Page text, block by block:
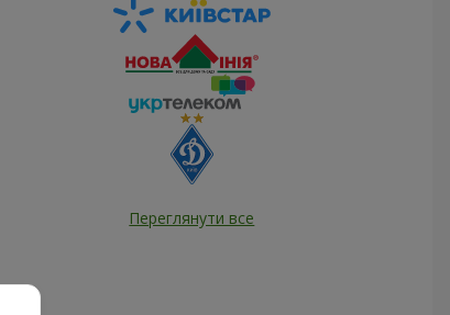
Переглянути все